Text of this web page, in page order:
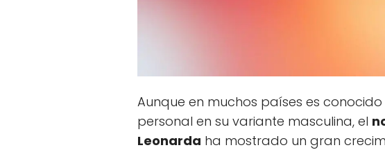
Aunque en muchos países es
personal en su variante masculina, el
Leonarda ha mostrado un gran